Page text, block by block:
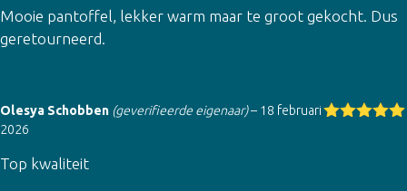
5
Mooie pantoffel, lekker warm maar te groot gekocht. Dus
geretourneerd.
Olesya Schobben (geverifieerde eigenaar)– 18 februari
2026
Top kwaliteit